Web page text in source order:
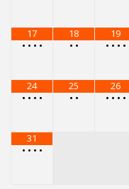
17
• • • •
18
• •
19
• • • •
24
• • • •
25
• •
26
• • • •
31
• • • •